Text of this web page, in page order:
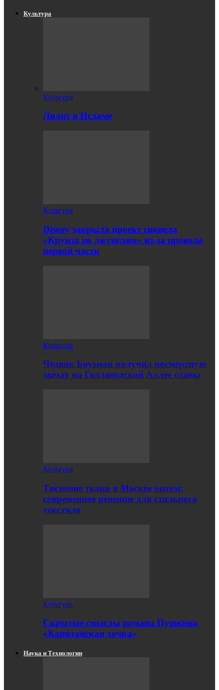
Культура
Культура
Лилит в Исламе
Культура
Disney закрыла проект сиквела
«Круиза по джунглям» из-за провала
первой части
Культура
Чедвик Боузман получил посмертную
звезду на Голливудской Аллее славы
Культура
Тиснение ткани в Москве оптом:
современное решение для стильного
текстиля
Культура
Скрытые смыслы романа Пушкина
«Капитанская дочка»
Наука и Технологии